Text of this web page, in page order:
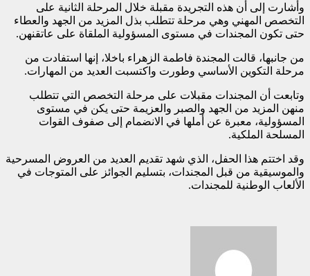
وأشارت إلى أن هذه التجريدة مقبلة خلال المرحلة الثانية على
التخصص المهني وهي مرحلة تتطلب بذل المزيد من الجهد والعطاء
حتى تكون المجندات في مستوى المسؤولية الملقاة على عاتقنهن.
من جانبها، قالت المجندة فاطمة الزهراء باخلا، إنها استفادت من
مرحلة التكوين الأساسي وطورت واكتسبت العديد من المهارات.
وتابعت أن المجندات مقبلات على مرحلة التخصص التي تتطلب
منهن المزيد من الجهد والصبر والعزيمة حتى يكن في مستوى
المسؤولية، معبرة عن أملها في الانضمام إلى صفوف القوات
المسلحة الملكية.
وقد اختتم هذا الحفل، الذي شهد تقديم العديد من العروض المسرحية
والموسيقية من قبل المجندات، بتسليم الجوائز على المتوجات في
الألعاب الوطنية للمجندات.